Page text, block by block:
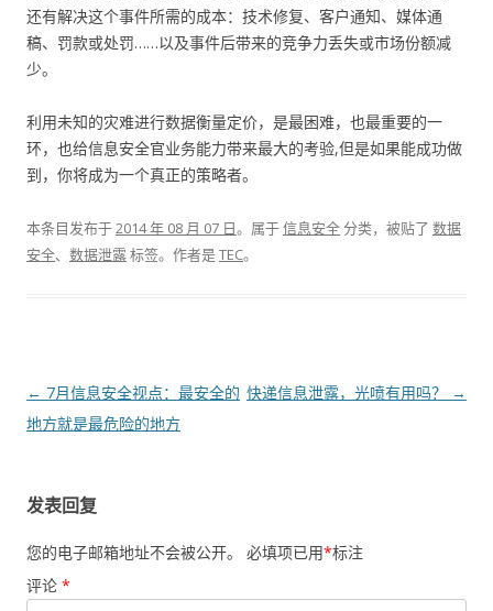
还有解决这个事件所需的成本：技术修复、客户通知、媒体通
稿、罚款或处罚……以及事件后带来的竞争力丢失或市场份额减
少。
利用未知的灾难进行数据衡量定价，是最困难，也最重要的一
环，也给信息安全官业务能力带来最大的考验,但是如果能成功做
到，你将成为一个真正的策略者。
本条目发布于2014 年 08 月 07 日。属于信息安全分类，被贴了 数据
安全、 数据泄露标签。 作者是TEC。
文章导航
← 7月信息安全视点：最安全的
地方就是最危险的地方
快递信息泄露，光喷有用吗？ →
发表回复
您的电子邮箱地址不会被公开。 必填项已用*标注
评论 *